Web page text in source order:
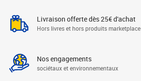
Livraison offerte dès 25€ d'achat
Hors livres et hors produits marketplace
Nos engagements
sociétaux et environnementaux